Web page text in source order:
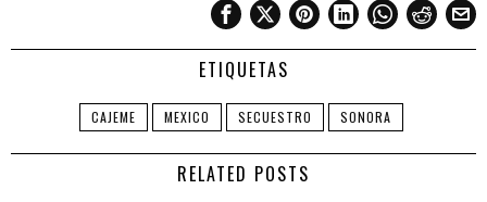
ETIQUETAS
CAJEME MEXICO SECUESTRO SONORA
RELATED POSTS